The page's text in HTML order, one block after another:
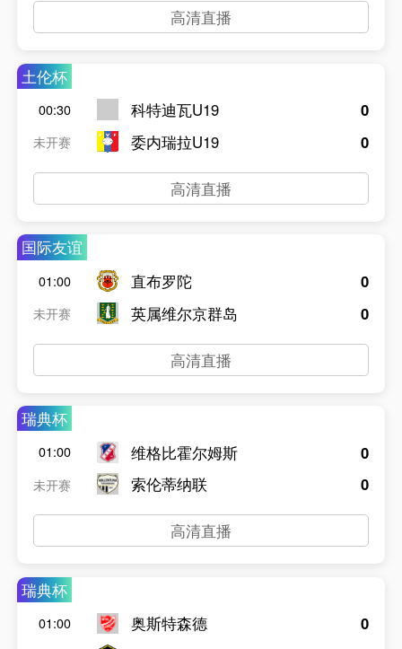
高清直播
土伦杯
00:30
未开赛
科特迪瓦U19
委内瑞拉U19
0
0
高清直播
国际友谊
01:00
未开赛
直布罗陀
英属维尔京群岛
0
0
高清直播
瑞典杯
01:00
未开赛
维格比霍尔姆斯
索伦蒂纳联
0
0
高清直播
瑞典杯
01:00
奥斯特森德
0